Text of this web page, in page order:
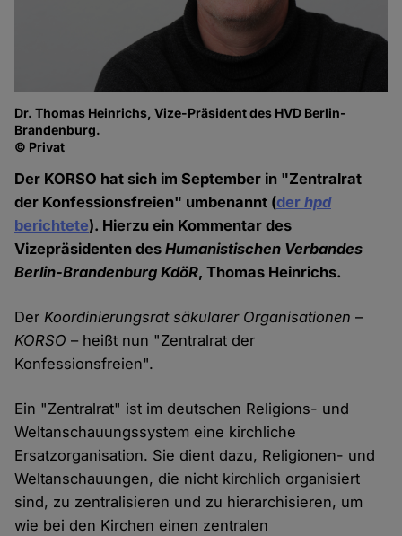
Dr. Thomas Heinrichs, Vize-Präsident des HVD Berlin-
Brandenburg.
© Privat
Der KORSO hat sich im September in "Zentralrat
der Konfessionsfreien" umbenannt (derhpd
berichtete). Hierzu ein Kommentar des
Vizepräsidenten desHumanistischen Verbandes
Berlin-Brandenburg KdöR, Thomas Heinrichs.
DerKoordinierungsrat säkularer Organisationen–
KORSO – heißt nun "Zentralrat der
Konfessionsfreien".
Ein "Zentralrat" ist im deutschen Religions- und
Weltanschauungssystem eine kirchliche
Ersatzorganisation. Sie dient dazu, Religionen- und
Weltanschauungen, die nicht kirchlich organisiert
sind, zu zentralisieren und zu hierarchisieren, um
wie bei den Kirchen einen zentralen